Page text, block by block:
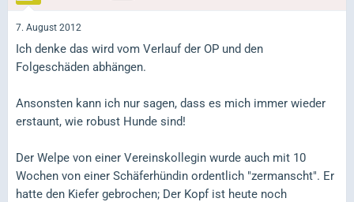
7. August 2012
Ich denke das wird vom Verlauf der OP und den
Folgeschäden abhängen.
Ansonsten kann ich nur sagen, dass es mich immer wieder
erstaunt, wie robust Hunde sind!
Der Welpe von einer Vereinskollegin wurde auch mit 10
Wochen von einer Schäferhündin ordentlich "zermanscht". Er
hatte den Kiefer gebrochen; Der Kopf ist heute noch